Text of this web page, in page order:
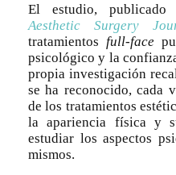
El estudio,
Aesthetic Surgery
tratamientos full-face
psicológico y la
propia investigación
se ha reconocido, cada
de los tratamientos
la apariencia física y
estudiar los aspectos
mismos.